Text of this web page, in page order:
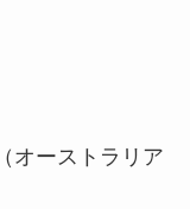
オーストラリア